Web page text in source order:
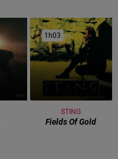
1h03
1h03
STING
Fields Of Gold